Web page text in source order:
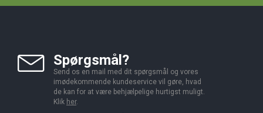
Spørgsmål?
Send os en mail med dit spørgsmål og vores
imødekommende kundeservice vil gøre, hvad
de kan for at være behjælpelige hurtigst muligt.
Klik her.